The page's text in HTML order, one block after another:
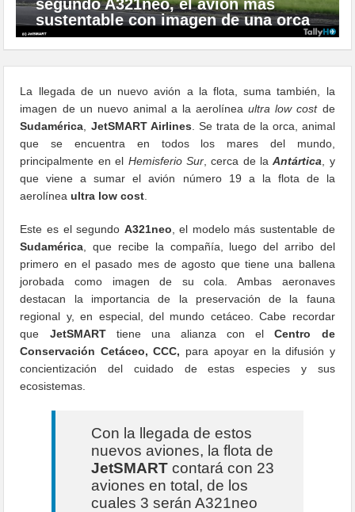
segundo A321neo, el avión más
sustentable con imagen de una orca
La llegada de un nuevo avión a la flota, suma también, la
imagen de un nuevo animal a la aerolíneaultra low costde
Sudamérica
JetSMART Airlines . Se trata de la orca, animal
que se encuentra en todos los mares del mundo,
principalmente en el Hemisferio Sur, cerca de laAntártica , y
que viene a sumar el avión número 19 a la flota de la
aerolíneaultra low cost
Este es el segundo A321neo , el modelo más sustentable de
Sudamérica , que recibe la compañía, luego del arribo del
primero en el pasado mes de agosto que tiene una ballena
jorobada como imagen de su cola. Ambas aeronaves
destacan la importancia de la preservación de la fauna
regional y, en especial, del mundo cetáceo. Cabe recordar
que JetSMARTtiene una alianza con elCentro de
Conservación Cetáceo, CCC, para apoyar en la difusión y
concientización del cuidado de estas especies y sus
ecosistemas.
Con la llegada de estos
nuevos aviones, la flota de
JetSMART contará con 23
aviones en total, de los
cuales 3 serán A321neo